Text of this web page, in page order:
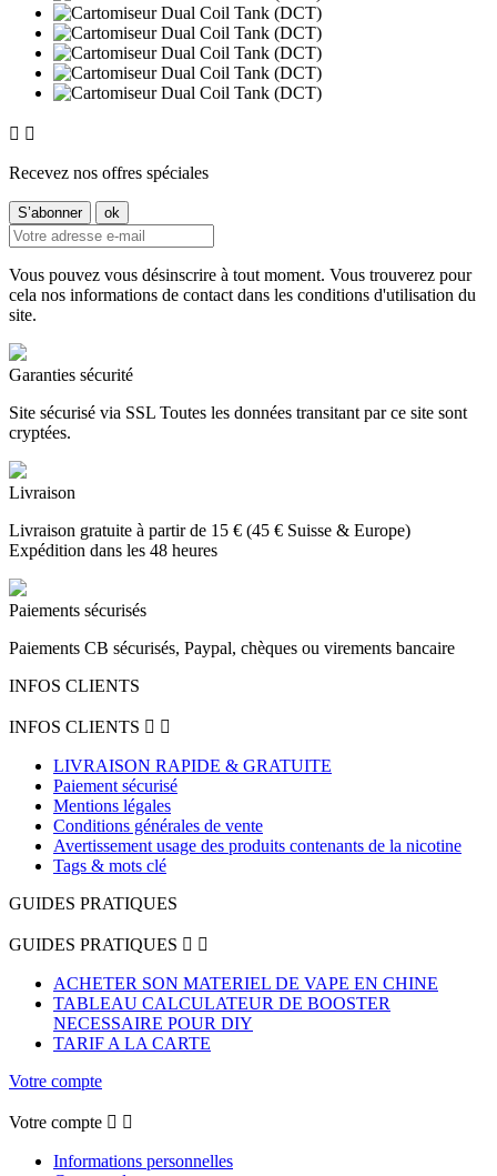
 
Recevez nos offres spéciales
Vous pouvez vous désinscrire à tout moment. Vous trouverez pour
cela nos informations de contact dans les conditions d'utilisation du
site.
Garanties sécurité
Site sécurisé via SSL Toutes les données transitant par ce site sont
cryptées.
Livraison
Livraison gratuite à partir de 15 € (45 € Suisse & Europe)
Expédition dans les 48 heures
Paiements sécurisés
Paiements CB sécurisés, Paypal, chèques ou virements bancaire
INFOS CLIENTS
INFOS CLIENTS  
LIVRAISON RAPIDE & GRATUITE
Paiement sécurisé
Mentions légales
Conditions générales de vente
Avertissement usage des produits contenants de la nicotine
Tags & mots clé
GUIDES PRATIQUES
GUIDES PRATIQUES  
ACHETER SON MATERIEL DE VAPE EN CHINE
TABLEAU CALCULATEUR DE BOOSTER
NECESSAIRE POUR DIY
TARIF A LA CARTE
Votre compte
Votre compte  
Informations personnelles